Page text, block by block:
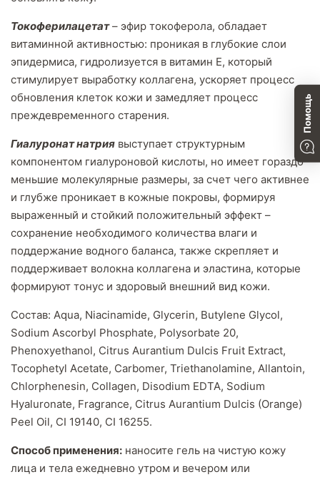
Токоферилацетат – эфир токоферола, обладает
витаминной активностью: проникая в глубокие слои
эпидермиса, гидролизуется в витамин Е, который
стимулирует выработку коллагена, ускоряет процесс
обновления клеток кожи и замедляет процесс
преждевременного старения.
Гиалуронат натрия выступает структурным
компонентом гиалуроновой кислоты, но имеет гораздо
меньшие молекулярные размеры, за счет чего активнее
и глубже проникает в кожные покровы, формируя
выраженный и стойкий положительный эффект –
сохранение необходимого количества влаги и
поддержание водного баланса, также скрепляет и
поддерживает волокна коллагена и эластина, которые
формируют тонус и здоровый внешний вид кожи.
Состав: Aqua, Niacinamide, Glycerin, Butylene Glycol,
Sodium Ascorbyl Phosphate, Polysorbate 20,
Phenoxyethanol, Citrus Aurantium Dulcis Fruit Extract,
Tocophetyl Acetate, Carbomer, Triethanolamine, Allantoin,
Chlorphenesin, Collagen, Disodium EDTA, Sodium
Hyaluronate, Fragrance, Citrus Aurantium Dulcis (Orange)
Peel Oil, CI 19140, CI 16255.
Способ применения: наносите гель на чистую кожу
лица и тела ежедневно утром и вечером или
Помощь